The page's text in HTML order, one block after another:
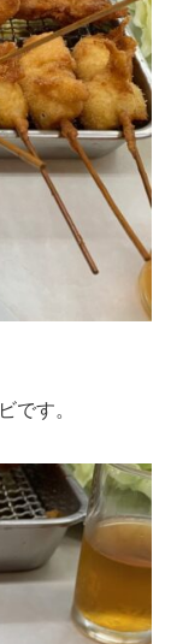
です。